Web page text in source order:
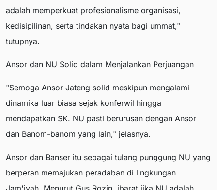
adalah memperkuat profesionalisme organisasi,
kedisipilinan, serta tindakan nyata bagi ummat,"
tutupnya.
Ansor dan NU Solid dalam Menjalankan Perjuangan
"Semoga Ansor Jateng solid meskipun mengalami
dinamika luar biasa sejak konferwil hingga
mendapatkan SK. NU pasti berurusan dengan Ansor
dan Banom-banom yang lain," jelasnya.
Ansor dan Banser itu sebagai tulang punggung NU yang
berperan memajukan peradaban di lingkungan
Jam'iyah. Menurut Gus Rozin, ibarat jika NU adalah